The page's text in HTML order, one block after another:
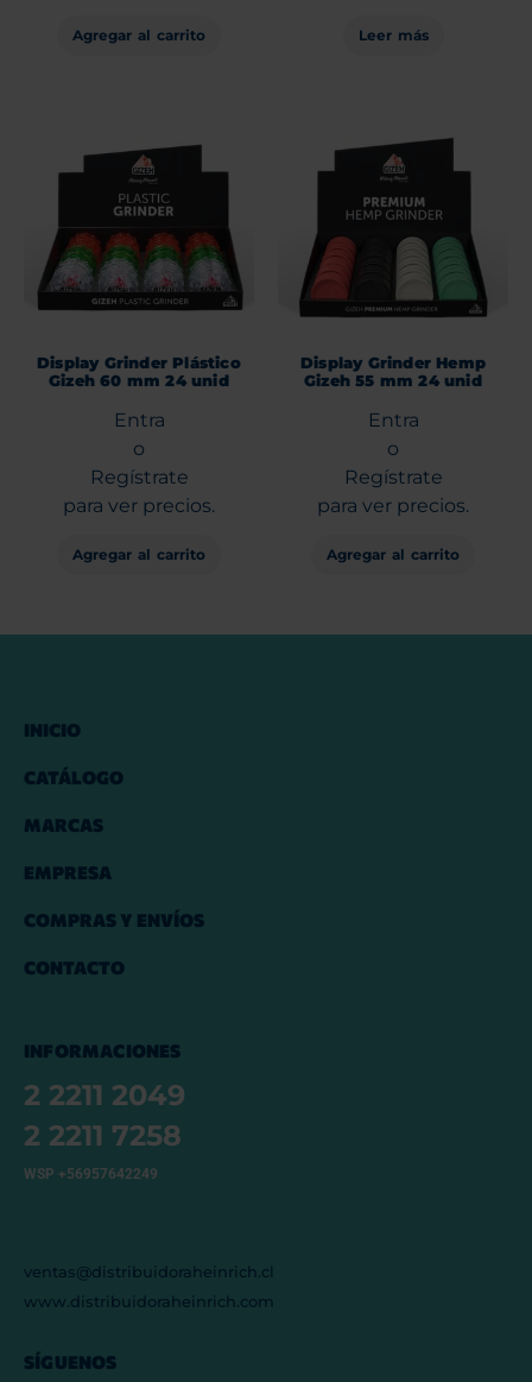
Agregar al carrito Leer más
Display Grinder Plástico
Gizeh 60 mm 24 unid
Entra
o
Regístrate
para ver precios.
Agregar al carrito
Display Grinder Hemp
Gizeh 55 mm 24 unid
Entra
o
Regístrate
para ver precios.
Agregar al carrito
INICIO
CATÁLOGO
MARCAS
EMPRESA
COMPRAS Y ENVÍOS
CONTACTO
INFORMACIONES
2 2211 2049
2 2211 7258
WSP +56957642249
ventas@distribuidoraheinrich.cl
www.distribuidoraheinrich.com
SÍGUENOS